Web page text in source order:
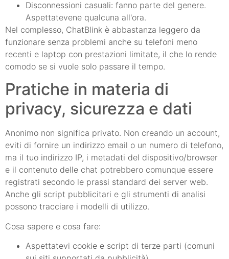
Disconnessioni casuali: fanno parte del genere.
Aspettatevene qualcuna all'ora.
Nel complesso, ChatBlink è abbastanza leggero da
funzionare senza problemi anche su telefoni meno
recenti e laptop con prestazioni limitate, il che lo rende
comodo se si vuole solo passare il tempo.
Pratiche in materia di
privacy, sicurezza e dati
Anonimo non significa privato. Non creando un account,
eviti di fornire un indirizzo email o un numero di telefono,
ma il tuo indirizzo IP, i metadati del dispositivo/browser
e il contenuto delle chat potrebbero comunque essere
registrati secondo le prassi standard dei server web.
Anche gli script pubblicitari e gli strumenti di analisi
possono tracciare i modelli di utilizzo.
Cosa sapere e cosa fare:
Aspettatevi cookie e script di terze parti (comuni